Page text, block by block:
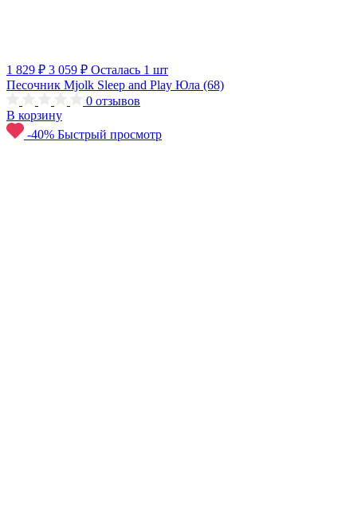
1 829 ₽ 3 059 ₽ Осталась 1 шт
Песочник Mjolk Sleep and Play Юла (68)
0 отзывов
В корзину
-40% Быстрый просмотр